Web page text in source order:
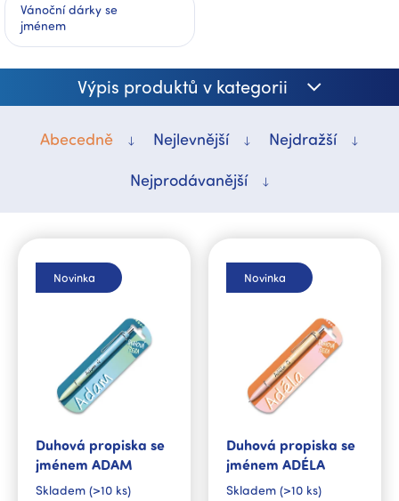
Vánoční dárky se
jménem
Výpis produktů v kategorii
Abecedně Nejlevnější
Nejdražší
Nejprodávanější
Novinka
Duhová propiska se
jménem ADAM
Skladem (>10 ks)
Novinka
Duhová propiska se
jménem ADÉLA
Skladem (>10 ks)